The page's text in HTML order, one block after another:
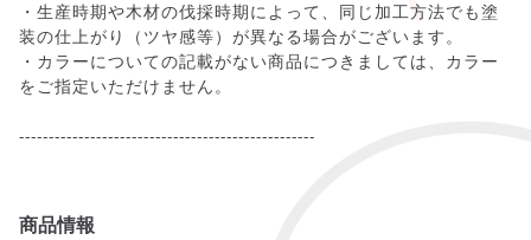
・生産時期や木材の伐採時期によって、同じ加工方法でも塗
装の仕上がり（ツヤ感等）が異なる場合がございます。
・カラーについての記載がない商品につきましては、カラー
をご指定いただけません。
--------------------------------------------------
商品情報